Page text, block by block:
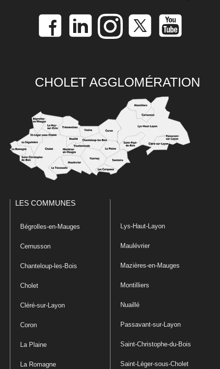
CHOLET AGGLOMÉRATION
LES COMMUNES
Bégrolles-en-Mauges
Cernusson
Chanteloup-les-Bois
Cholet
Cléré-sur-Layon
Coron
La Plaine
La Romagne
Lys-Haut-Layon
Maulévrier
Mazières-en-Mauges
Montilliers
Nuaillé
Passavant-sur-Layon
Saint-Christophe-du-Bois
Saint-Léger-sous-Cholet